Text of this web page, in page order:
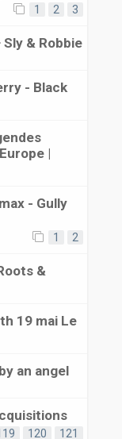
1 2 3
& Robbie
- Black
|
- Gully
1 2
&
19 mai Le
an angel
120 121